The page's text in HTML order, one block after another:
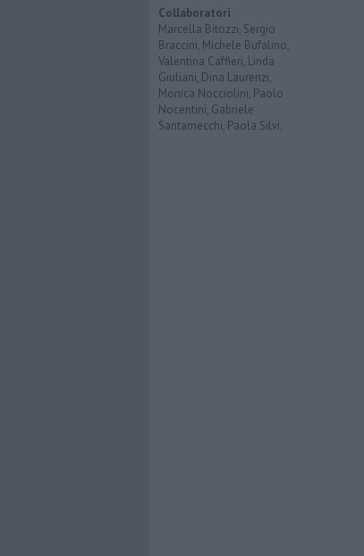
Collaboratori
Marcella Bitozzi, Sergio
Braccini, Michele Bufalino,
Valentina Caffieri, Linda
Giuliani, Dina Laurenzi,
Monica Nocciolini, Paolo
Nocentini, Gabriele
Santarnecchi, Paola Silvi.